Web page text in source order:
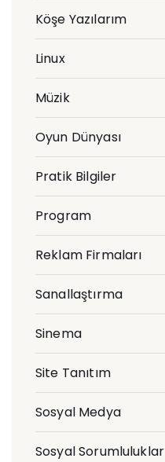
Köşe Yazılarım
Linux
Müzik
Oyun Dünyası
Pratik Bilgiler
Program
Reklam Firmaları
Sanallaştırma
Sinema
Site Tanıtım
Sosyal Medya
Sosyal Sorumluluklar